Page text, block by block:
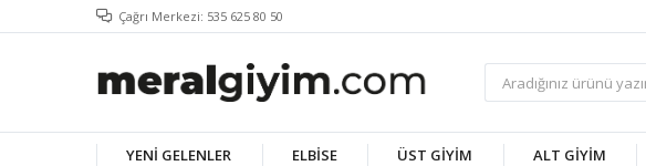
Çağrı Merkezi: 535 625 80 50
YENI GELENLER ELBISE ÜST GIYIM ALT GIYIM